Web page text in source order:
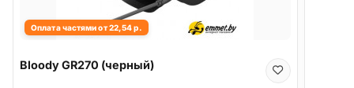
Оплата частями от 22,54 р.
Bloody GR270 (черный)